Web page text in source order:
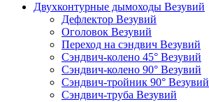
Двухконтурные дымоходы Везувий
Дефлектор Везувий
Оголовок Везувий
Переход на сэндвич Везувий
Сэндвич-колено 45° Везувий
Сэндвич-колено 90° Везувий
Сэндвич-тройник 90° Везувий
Сэндвич-труба Везувий